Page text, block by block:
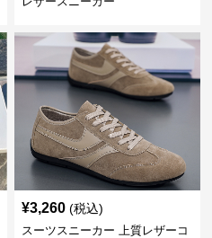
¥3,260 (税込)
スーツスニーカー 上質レザーコ